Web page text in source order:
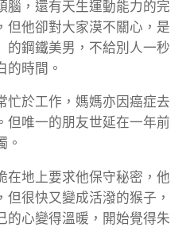
腦，還有天生運動能力的完
但他卻對大家漠不關心，是
的鋼鐵美男，不給別人一秒
的時間。
忙於工作，媽媽亦因癌症去
但唯一的朋友世延在一年前
。
在地上要求他保守秘密，他
很快又變成活潑的猴子，
的心變得溫暖，開始覺得朱